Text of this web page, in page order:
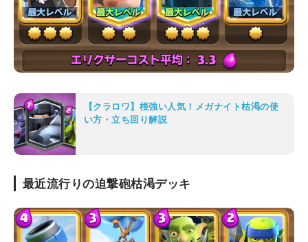
【クラロワ】根強い人気！メガナイト枯渇の使
い方・立ち回り解説
最近流行りの迫撃砲枯渇デッキ